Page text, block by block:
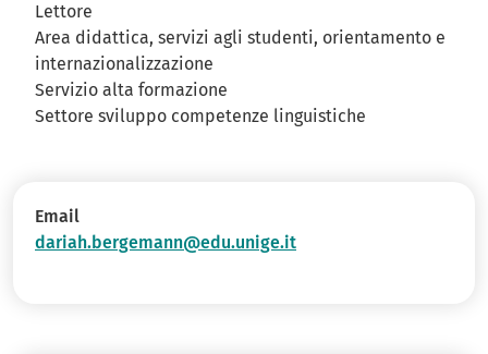
Lettore
Area didattica, servizi agli studenti, orientamento e
internazionalizzazione
Servizio alta formazione
Settore sviluppo competenze linguistiche
Email
dariah.bergemann@edu.unige.it